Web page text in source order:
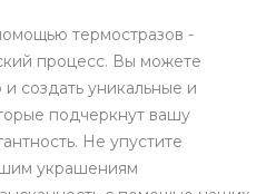
термостразов -
процесс. Вы можете
создать уникальные и
подчеркнут вашу
Не упустите
украшениям